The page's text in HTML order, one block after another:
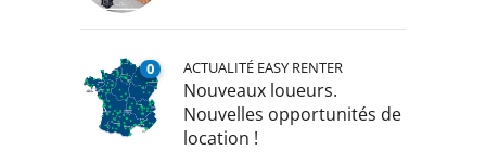
0 ACTUALITÉ EASY RENTER
Nouveaux loueurs.
Nouvelles opportunités de
location !